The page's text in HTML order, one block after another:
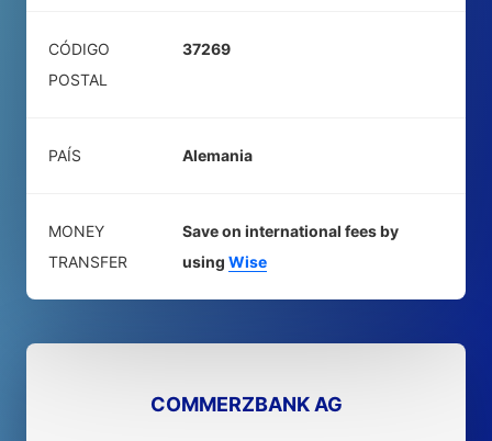
CÓDIGO
POSTAL
37269
PAÍS Alemania
MONEY
TRANSFER
Save on international fees by
using Wise
COMMERZBANK AG